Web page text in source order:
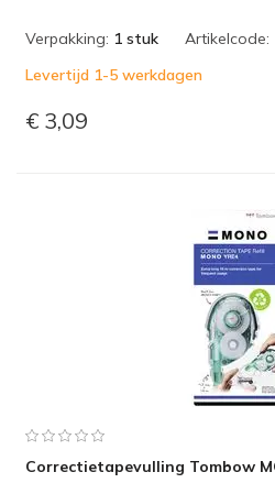
Verpakking: 1 stuk Artikelcode:
Levertijd 1-5 werkdagen
€ 3,09
Correctietapevulling Tombow